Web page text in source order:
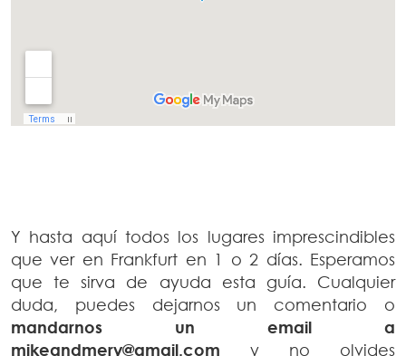
Y hasta aquí todos los lugares imprescindibles
que ver en Frankfurt en 1 o 2 días. Esperamos
que te sirva de ayuda esta guía. Cualquier
duda, puedes dejarnos un comentario o
mandarnos un email a
mikeandmery@gmail.com y no olvides